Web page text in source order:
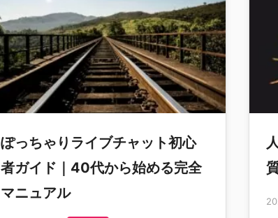
ぽっちゃりライブチャット初心
者ガイド｜40代から始める完全
マニュアル